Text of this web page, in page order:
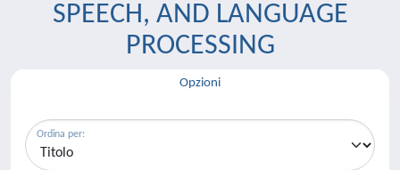
SPEECH, AND LANGUAGE
PROCESSING
Opzioni
Ordina per: